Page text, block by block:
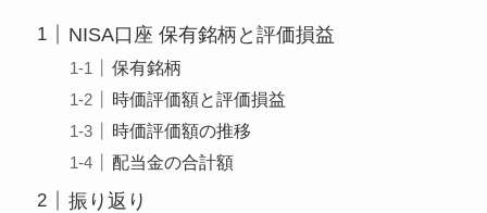
NISA口座 保有銘柄と評価損益
保有銘柄
時価評価額と評価損益
時価評価額の推移
配当金の合計額
振り返り